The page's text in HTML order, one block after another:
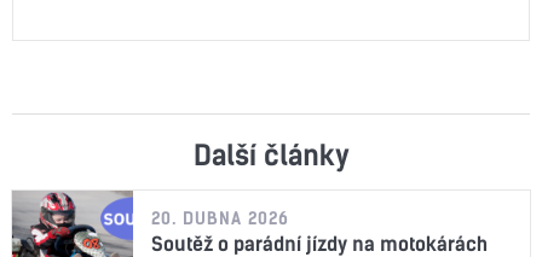
Další články
20. DUBNA 2026
Soutěž o parádní jízdy na motokárách